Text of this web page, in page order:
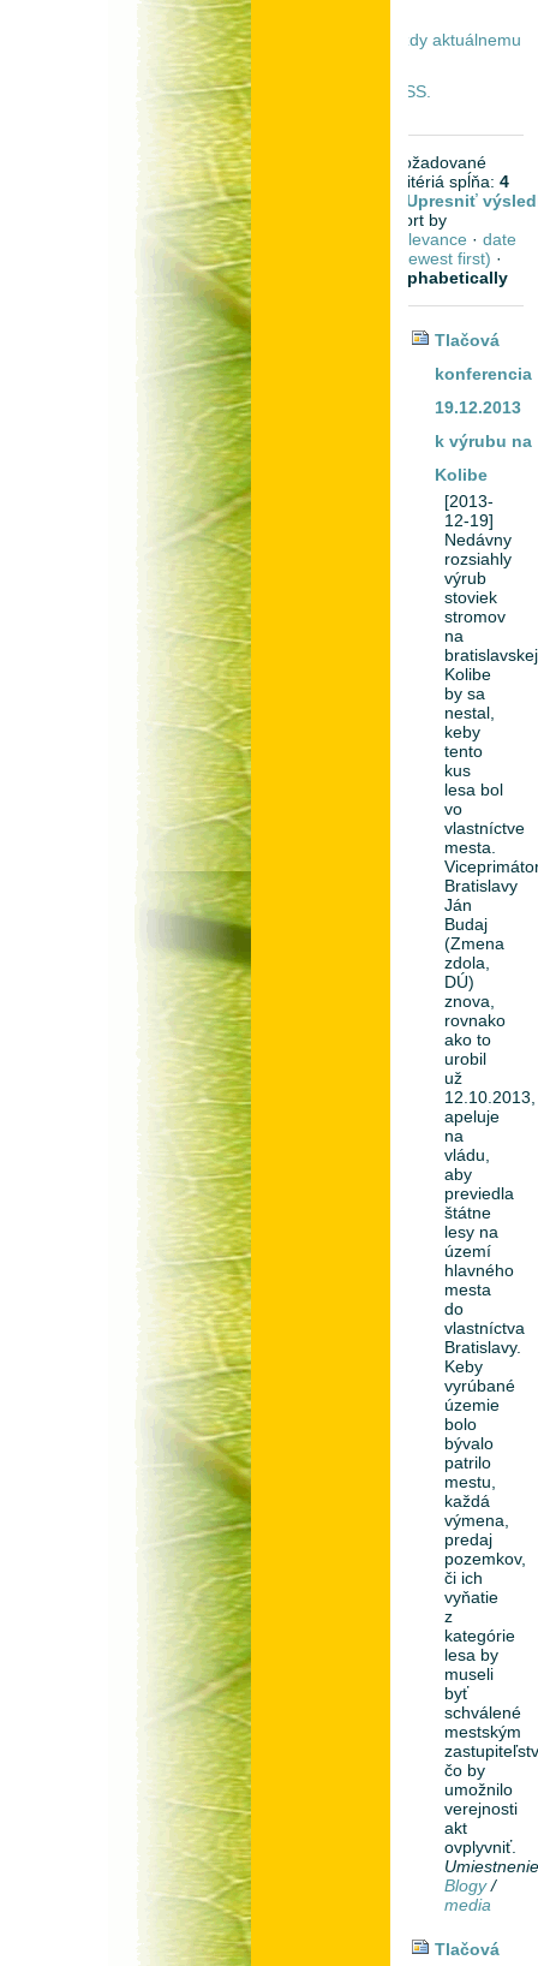
vždy aktuálnemu
RSS.
požadované
kritériá spĺňa:4
Upresniť
Sort by
relevance · date
(newest first) ·
alphabetically
Tlačová
konferencia
19.12.2013
k výrubu na
Kolibe
[2013-
12-19]
Nedávny
rozsiahly
výrub
stoviek
stromov
na
bratislavskej
Kolibe
by sa
nestal,
keby
tento
kus
lesa bol
vo
vlastníctve
mesta.
Bratislavy
Ján
Budaj
(Zmena
zdola,
DÚ)
znova,
rovnako
ako to
urobil
už
12.10.2013,
apeluje
na
vládu,
aby
previedla
štátne
lesy na
území
hlavného
mesta
do
vlastníctva
Bratislavy.
Keby
vyrúbané
územie
bolo
bývalo
patrilo
mestu,
každá
výmena,
predaj
pozemkov,
či ich
vyňatie
z
kategórie
lesa by
museli
byť
schválené
mestským
čo by
umožnilo
verejnosti
akt
ovplyvniť.
Blogy /
media
Tlačová